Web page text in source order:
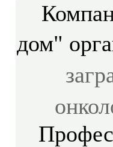
дом"